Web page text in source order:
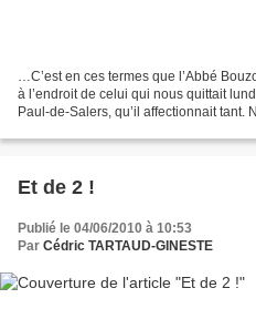
…C’est en ces termes que l’Abbé
à l’endroit de celui qui nous quittait
Paul-de-Salers, qu’il affectionnait tant.
Et de 2 !
Publié le 04/06/2010 à 10:53
Par Cédric TARTAUD-GINESTE